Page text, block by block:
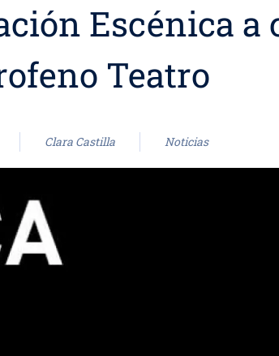
Escénica a
Teatro
Clara Castilla Noticias